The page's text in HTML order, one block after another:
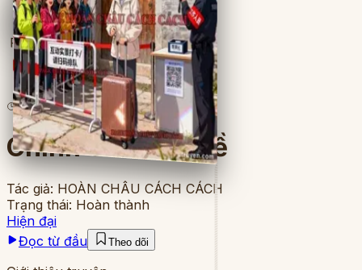
Full
13lượt đọc· 8 chương
Chính Chủ Trở Về
Tác giả: HOÀN CHÂU CÁCH CÁCH
Trạng thái: Hoàn thành
Hiện đại
Đọc từ đầu
Theo dõi